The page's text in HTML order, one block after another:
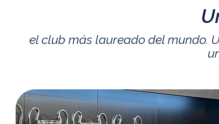
el club más laureado del mundo.